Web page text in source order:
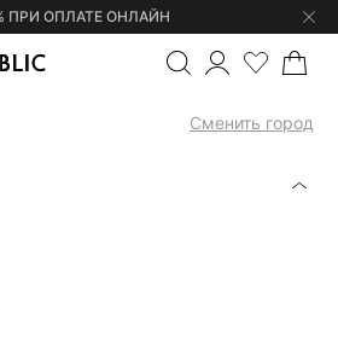
ПРИ ОПЛАТЕ ОНЛАЙН
Сменить город
ПРЯМЫЕ ДЖИНСЫ С